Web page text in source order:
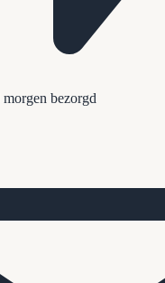
morgen bezorgd